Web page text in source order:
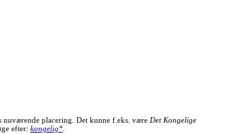
nuværende placering. Det kunne f.eks. være Det Kongelige
efter: kongelig*.